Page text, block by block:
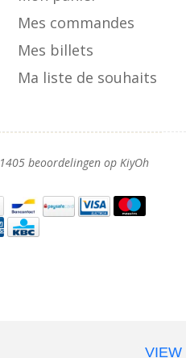
Mes commandes
Mes billets
Ma liste de souhaits
1405 beoordelingen op KiyOh
VIEW